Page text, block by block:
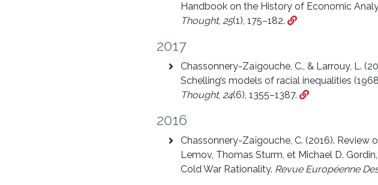
Handbook on the History of Economic
Thought, 25(1), 175–182.
2017
Chassonnery-Zaïgouche, C., & Larrouy, L.
Schelling’s models of racial inequalities
Thought, 24(6), 1355–1387.
2016
Chassonnery-Zaïgouche, C. (2016). Review
Lemov, Thomas Sturm, et Michael D.
Cold War Rationality. Revue Européenne